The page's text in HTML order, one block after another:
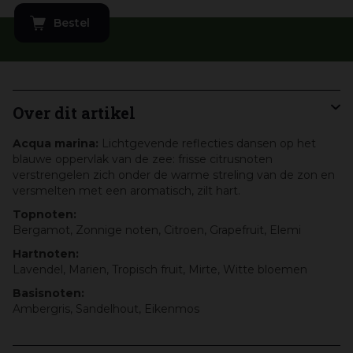
Over dit artikel
Acqua marina: Lichtgevende reflecties dansen op het
blauwe oppervlak van de zee: frisse citrusnoten
verstrengelen zich onder de warme streling van de zon en
versmelten met een aromatisch, zilt hart.
Topnoten:
Bergamot, Zonnige noten, Citroen, Grapefruit, Elemi
Hartnoten:
Lavendel, Marien, Tropisch fruit, Mirte, Witte bloemen
Basisnoten:
Ambergris, Sandelhout, Eikenmos